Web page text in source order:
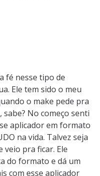
fé nesse tipo de
Ele tem sido o meu
o make pede pra
No começo senti
aplicador em formato
na vida. Talvez seja
veio pra ficar. Ele
do formato e dá um
com esse aplicador